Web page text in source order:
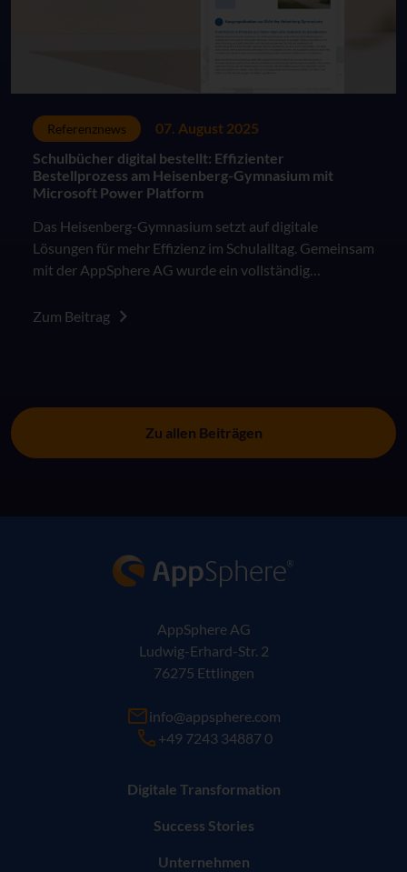
Referenznews
07. August 2025
Schulbücher digital bestellt: Effizienter
Bestellprozess am Heisenberg-Gymnasium mit
Microsoft Power Platform
Das Heisenberg-Gymnasium setzt auf digitale
Lösungen für mehr Effizienz im Schulalltag. Gemeinsam
mit der AppSphere AG wurde ein vollständig
entwickelt
Zum Beitrag
Zu allen Beiträgen
AppSphere IT-Lösungsanbieter
AppSphere AG
Ludwig-Erhard-Str. 2
76275 Ettlingen
info@appsphere.com
+49 7243 34887 0
Digitale Transformation
Success Stories
Unternehmen